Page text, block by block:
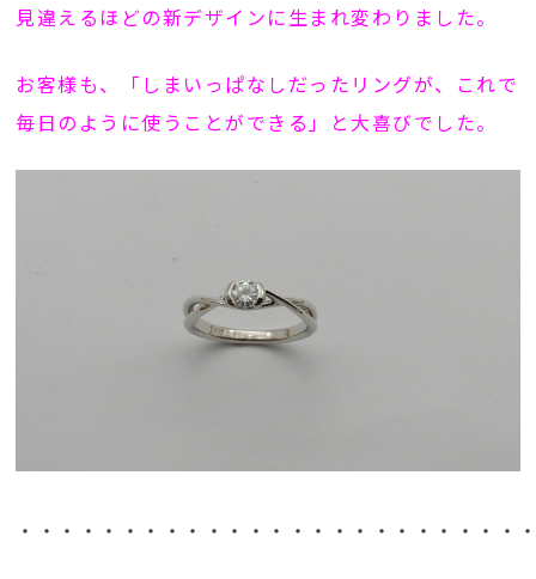
見違えるほどの新デザインに生まれ変わりました。
お客様も、「しまいっぱなしだったリングが、これで
毎日のように使うことができる」と大喜びでした。
・・・・・・・・・・・・・・・・・・・・・・・・